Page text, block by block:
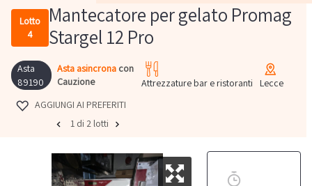
Lotto
4
Mantecatore per gelato Promag
Stargel 12 Pro
Asta
89190
Asta asincrona con
Cauzione
Attrezzature bar e ristoranti
Lecce
AGGIUNGI AI PREFERITI
1 di 2 lotti